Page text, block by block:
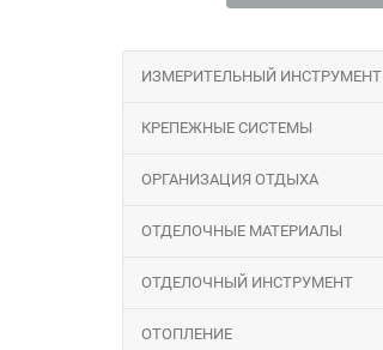
ИЗМЕРИТЕЛЬНЫЙ ИНСТРУМЕНТ
КРЕПЕЖНЫЕ СИСТЕМЫ
ОРГАНИЗАЦИЯ ОТДЫХА
ОТДЕЛОЧНЫЕ МАТЕРИАЛЫ
ОТДЕЛОЧНЫЙ ИНСТРУМЕНТ
ОТОПЛЕНИЕ